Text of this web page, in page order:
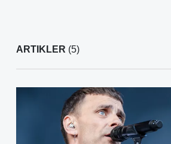
ARTIKLER (5)